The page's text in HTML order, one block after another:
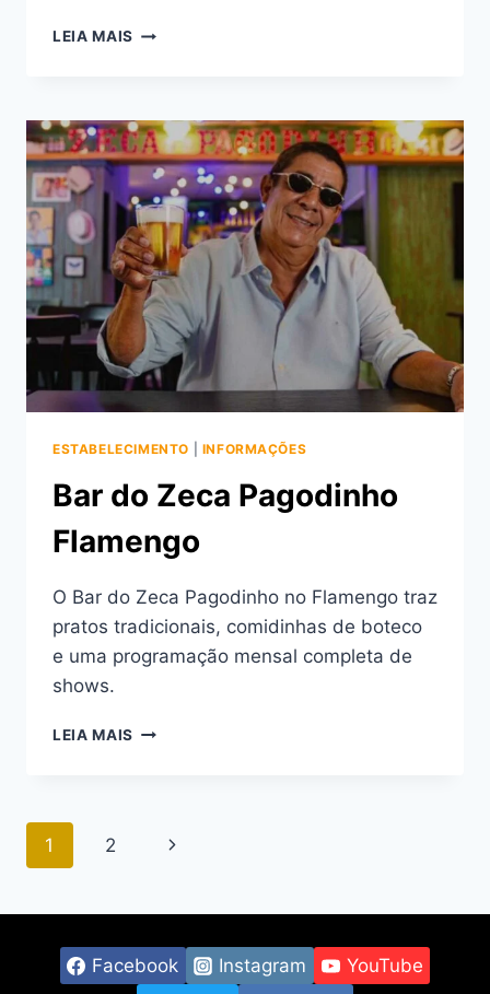
LEIA MAIS BELMOND
HOTEL
MAIS
FAMOSO
DO
BRASIL
ESTABELECIMENTO INFORMAÇÕES
Bar do Zeca Pagodinho
Flamengo
O Bar do Zeca Pagodinho no Flamengo traz
pratos tradicionais, comidinhas de boteco
e uma programação mensal completa de
shows.
LEIA MAIS BAR
Navegação
1 2
Página
Facebook Instagram
YouTube